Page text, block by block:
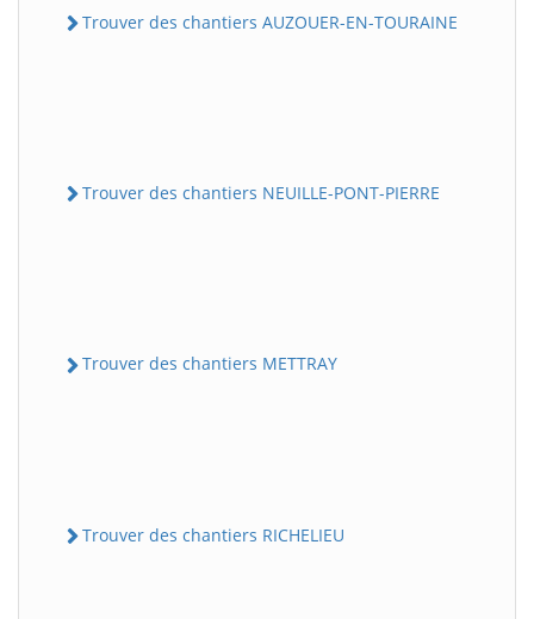
Trouver des chantiers AUZOUER-EN-TOURAINE
Trouver des chantiers NEUILLE-PONT-PIERRE
Trouver des chantiers METTRAY
Trouver des chantiers RICHELIEU